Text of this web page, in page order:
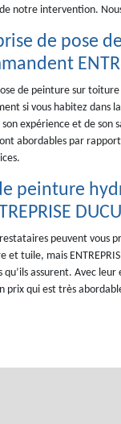
notre intervention.
de pose
de peinture sur toiture
si vous habitez dans
expérience et de son
abordables par
peinture
peuvent vous
et tuile, mais
qu’ils assurent. Avec
prix qui est très